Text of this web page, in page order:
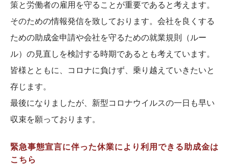
策と労働者の雇用を守ることが重要であると考えます。
そのための情報発信を致しております。会社を良くする
ための助成金申請や会社を守るための就業規則（ルー
ル）の見直しを検討する時期であるとも考えています。
皆様とともに、コロナに負けず、乗り越えていきたいと
存じます。
最後になりましたが、新型コロナウイルスの一日も早い
収束を願っております。
緊急事態宣言に伴った休業により利用できる助成金は
こちら